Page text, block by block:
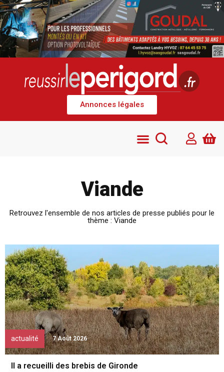
Annonces légales
Viande
Retrouvez l'ensemble de nos articles de presse publiés pour le
thème : Viande
actualité 7 Août 2026
Il a recueilli des brebis de Gironde